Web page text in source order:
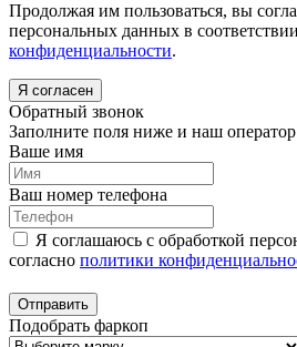
Продолжая им пользоваться, вы
персональных данных в
конфиденциальности.
Я согласен
Обратный звонок
Заполните поля ниже и наш
Ваше имя
Ваш номер телефона
Я соглашаюсь с обработкой
согласно политики
Отправить
Подобрать фаркоп